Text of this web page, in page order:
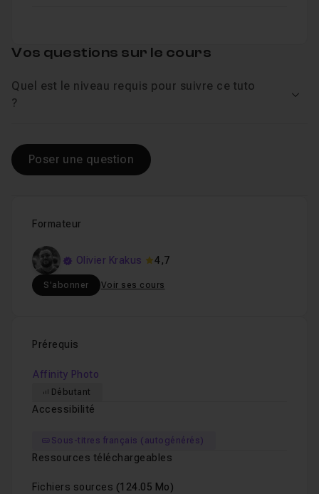
Formateur
Olivier Krakus 4,7
S'abonner Voir ses cours
Prérequis
Affinity Photo
Débutant
Accessibilité
Sous-titres français (autogénérés)
Ressources téléchargeables
Fichiers sources (124.05 Mo)
Vos questions sur le cours
Quel est le niveau requis pour suivre ce tuto
?
Poser une question